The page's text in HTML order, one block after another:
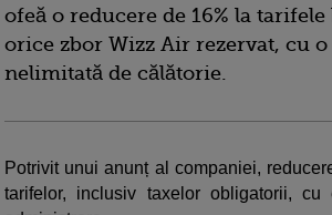
ofeă o reducere de 16% la
orice zbor Wizz Air rezervat, cu
nelimitată de călătorie.
Potrivit unui anunț al companiei,
tarifelor, inclusiv taxelor obligatorii, cu